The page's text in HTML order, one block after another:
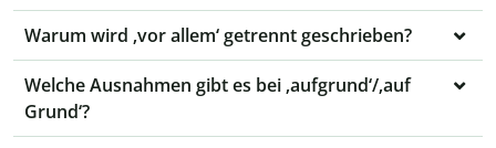
Warum wird ‚vor allem‘ getrennt geschrieben?
Welche Ausnahmen gibt es bei ‚aufgrund‘/‚auf
Grund‘?